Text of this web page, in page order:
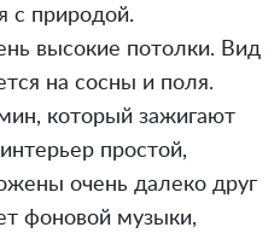
с природой.
высокие потолки. Вид
на сосны и поля.
который зажигают
простой,
очень далеко друг
фоновой музыки,